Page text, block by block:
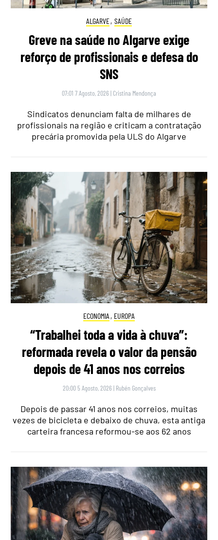
ALGARVE, SAÚDE
Greve na saúde no Algarve exige
reforço de profissionais e defesa do
SNS
07:01 7 Agosto, 2026 | Cristina Mendonça
Sindicatos denunciam falta de milhares de
profissionais na região e criticam a contratação
precária promovida pela ULS do Algarve
ECONOMIA , EUROPA
“Trabalhei toda a vida à chuva”:
reformada revela o valor da pensão
depois de 41 anos nos correios
20:00 5 Agosto, 2026 | Rubén Gonçalves
Depois de passar 41 anos nos correios, muitas
vezes de bicicleta e debaixo de chuva, esta antiga
carteira francesa reformou-se aos 62 anos